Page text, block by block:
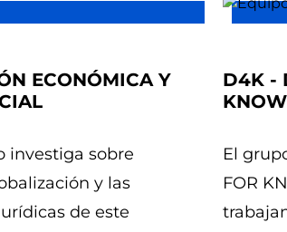
ECONÓMICA Y
investiga sobre
y las
de este
D4K -
El
FOR